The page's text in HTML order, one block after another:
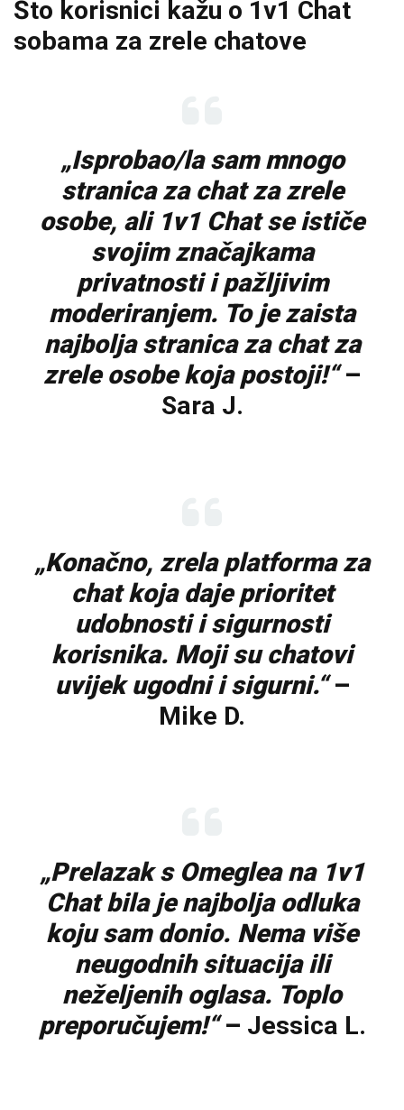
Što korisnici kažu o 1v1 Chat
sobama za zrele chatove
„Isprobao/la sam mnogo
stranica za chat za zrele
osobe, ali 1v1 Chat se ističe
svojim značajkama
privatnosti i pažljivim
moderiranjem. To je zaista
najbolja stranica za chat za
zrele osobe koja postoji!“–
Sara J.
„Konačno, zrela platforma za
chat koja daje prioritet
udobnosti i sigurnosti
korisnika. Moji su chatovi
uvijek ugodni i sigurni.“–
Mike D.
„Prelazak s Omeglea na 1v1
Chat bila je najbolja odluka
koju sam donio. Nema više
neugodnih situacija ili
neželjenih oglasa. Toplo
preporučujem!“– Jessica L.